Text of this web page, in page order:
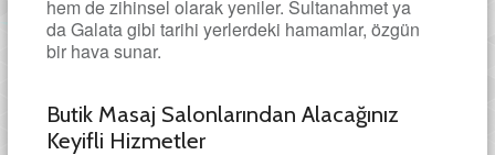
hem de zihinsel olarak yeniler. Sultanahmet ya
da Galata gibi tarihi yerlerdeki hamamlar, özgün
bir hava sunar.
Butik Masaj Salonlarından Alacağınız
Keyifli Hizmetler